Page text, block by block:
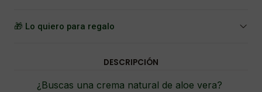
🎁 Lo quiero para regalo
DESCRIPCIÓN
¿Buscas una crema natural de aloe vera?